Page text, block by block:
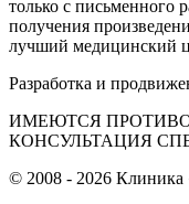
только с письменного
получения
лучший медицинский
Разработка и
ИМЕЮТСЯ
КОНСУЛЬТАЦИЯ
© 2008 - 2026